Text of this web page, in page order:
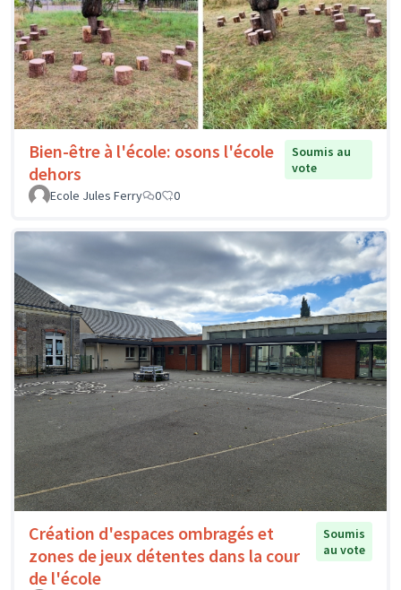
Bien-être à l'école: osons l'école
dehors
Soumis au
vote
Ecole Jules Ferry
0 0
Création d'espaces ombragés et
zones de jeux détentes dans la cour
de l'école
Soumis
au vote